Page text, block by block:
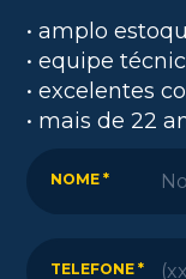
• amplo
• equipe
• excelentes
• mais de 22
NOME *
TELEFONE *